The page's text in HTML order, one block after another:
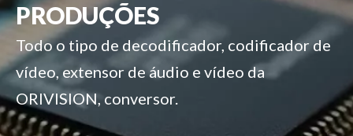
PRODUÇÕES
Todo o tipo de decodificador, codificador de
vídeo, extensor de áudio e vídeo da
ORIVISION, conversor.